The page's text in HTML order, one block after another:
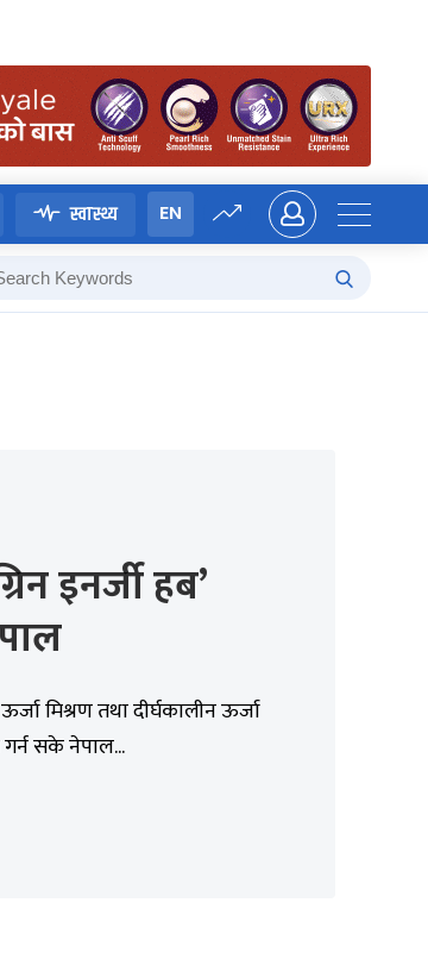
स्वास्थ्य EN
इनर्जी हब’
मिश्रण तथा दीर्घकालीन ऊर्जा
सके नेपाल...